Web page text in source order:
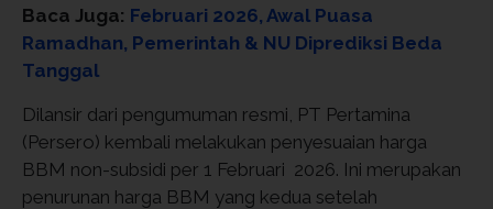
Baca Juga: Februari 2026, Awal Puasa
Ramadhan, Pemerintah & NU Diprediksi Beda
Tanggal
Dilansir dari pengumuman resmi, PT Pertamina
(Persero) kembali melakukan penyesuaian harga
BBM non-subsidi per 1 Februari 2026. Ini merupakan
penurunan harga BBM yang kedua setelah